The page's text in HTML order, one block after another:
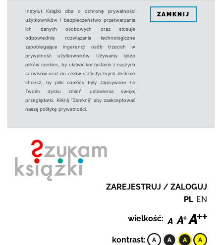
Instytut Książki dba o ochronę prywatności
użytkowników i bezpieczeństwo przetwarzania
ich danych osobowych oraz stosuje
odpowiednie rozwiązania technologiczne
zapobiegające ingerencji osób trzecich w
prywatność użytkowników. Używamy także
plików cookies, by ułatwić korzystanie z naszych
serwisów oraz do celów statystycznych.Jeśli nie
chcesz, by pliki cookies były zapisywane na
Twoim dysku zmień ustawienia swojej
przeglądarki. Kliknij "Zamknij" aby zaakceptować
naszą politykę prywatności.
ZAMKNIJ
ZAREJESTRUJ / ZALOGUJ
PL EN
wielkość:
kontrast: